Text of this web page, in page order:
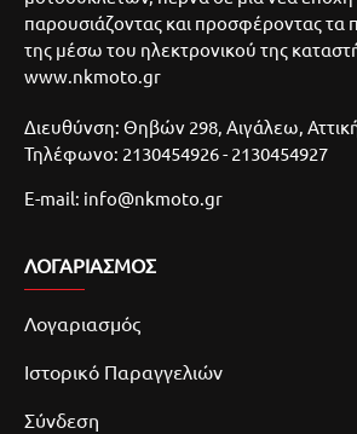
παρουσιάζοντας και προσφέροντας τα
της μέσω του ηλεκτρονικού της
www.nkmoto.gr
Διευθύνση: Θηβών 298, Αιγάλεω,
Τηλέφωνο: 2130454926 -
E-mail: info@nkmoto.gr
ΛΟΓΑΡΙΑΣΜΌΣ
Λογαριασμός
Ιστορικό Παραγγελιών
Σύνδεση